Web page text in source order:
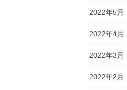
2022年5月
2022年4月
2022年3月
2022年2月